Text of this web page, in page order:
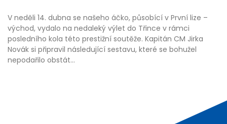
V neděli 14. dubna se našeho áčko, působící v První lize –
východ, vydalo na nedaleký výlet do Třince v rámci
posledního kola této prestižní soutěže. Kapitán CM Jirka
Novák si připravil následující sestavu, které se bohužel
nepodařilo obstát...